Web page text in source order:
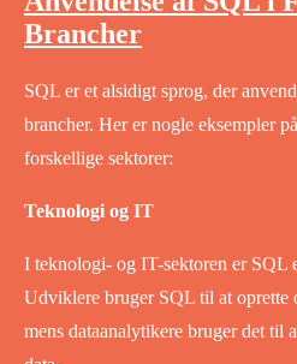
Brancher
SQL er et alsidigt sprog, der
brancher. Her er nogle eksempler
forskellige sektorer:
Teknologi og IT
I teknologi- og IT-sektoren er
Udviklere bruger SQL til at oprette
mens dataanalytikere bruger det til